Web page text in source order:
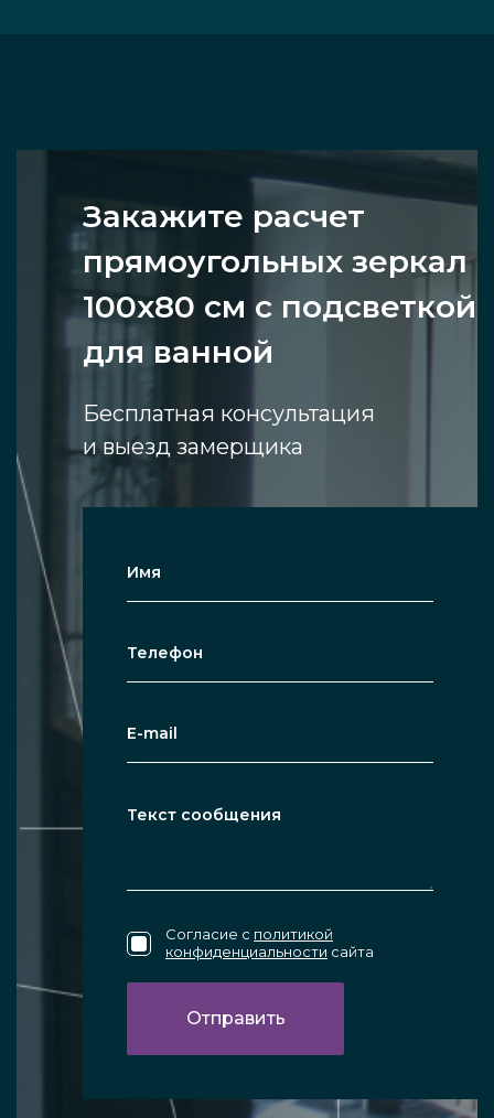
Закажите расчет
прямоугольных зеркал
100х80 см с подсветкой
для ванной
Бесплатная консультация
и выезд замерщика
Согласие с политикой
конфиденциальности сайта